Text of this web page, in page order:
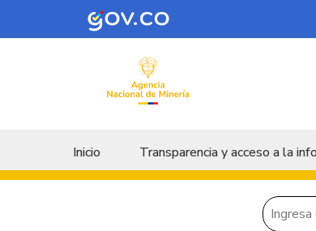
Skip to main content
Menu principal
Inicio Transparencia y acceso a la